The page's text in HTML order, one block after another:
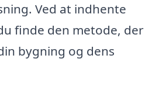
Ved at indhente
finde den metode, der
bygning og dens